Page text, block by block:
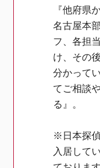
『他府県
名古屋本
フ、各担
け、その
分かって
てご相談
る』。
※日本探
入居して